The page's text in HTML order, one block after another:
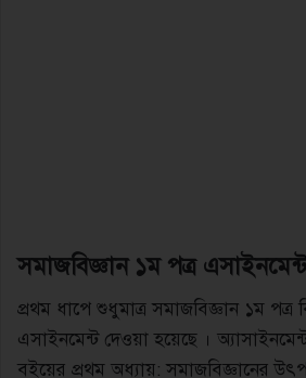
সমাজবিজ্ঞান ১ম পত্র
প্রথম ধাপে শুধুমাত্র সমাজবিজ্ঞান ১ম পত্র
এসাইনমেন্ট দেওয়া হয়েছে ।
বইয়ের প্রথম অধ্যায়: সমাজবিজ্ঞানের